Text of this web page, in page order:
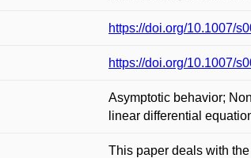
https://doi.org/10.1007/
https://doi.org/10.1007/
Asymptotic behavior;
linear differential
This paper deals with